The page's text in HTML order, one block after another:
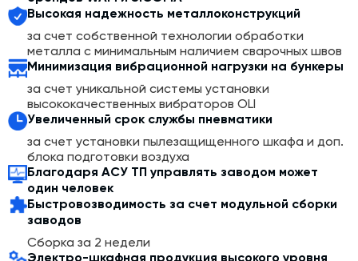
системами стабилизации, защиты от падения, а также
опционально может комплектоваться двухскоростным
подъемным механизмом.
Завод PRESS TWIN подойдет для работы при
строительных объектах, на которых нужен большой
объем конструкционного бетона, например, на
строительстве объектов транспортной
инфраструктуры.
Как и все бетонные заводы КИП-Сервис, PRESS TWIN
оснащен системой автоматизации Concept БСУ.
Компьютер контролирует весь технологический
процесс, исключает производственные ошибки, брак и
человеческий фактор.
Высокая надежность металлоконструкций
за счет собственной технологии обработки
металла с минимальным наличием сварочных швов
Минимизация вибрационной нагрузки на бункеры
за счет уникальной системы установки
высококачественных вибраторов OLI
Увеличенный срок службы пневматики
за счет установки пылезащищенного шкафа и доп.
блока подготовки воздуха
Благодаря АСУ ТП управлять заводом может
один человек
Быстровозводимость за счет модульной сборки
заводов
Сборка за 2 недели
Электро-шкафная продукция высокого уровня